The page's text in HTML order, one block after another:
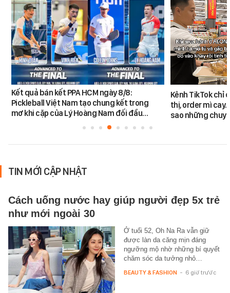
Kết quả bán kết PPA HCM ngày 8/8:
Pickleball Việt Nam tạo chung kết trong
mơ khi cặp của Lý Hoàng Nam đối đầu…
Kênh TikTok chỉ
thị, order mì
sao những
TIN MỚI CẬP NHẬT
Cách uống nước hay giúp người đẹp 5x trẻ
như mới ngoài 30
Ở tuổi 52, Oh Na Ra vẫn giữ
được làn da căng mịn đáng
ngưỡng mộ nhờ những bí quyết
chăm sóc da tưởng nhỏ…
BEAUTY & FASHION - 6 giờ trước